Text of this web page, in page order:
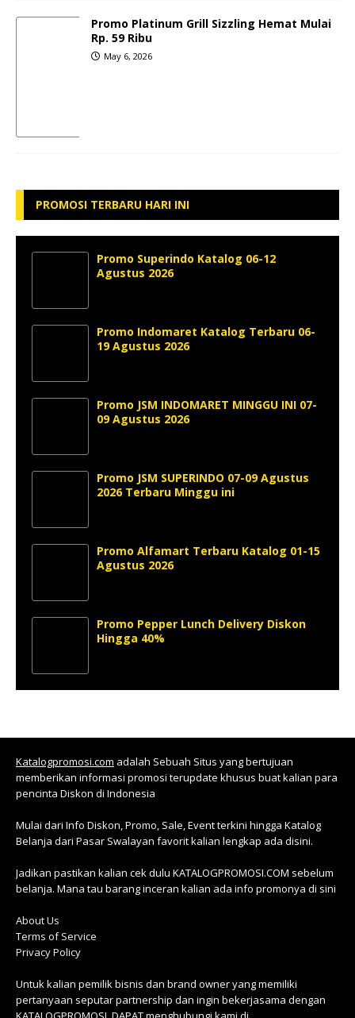
Promo Platinum Grill Sizzling Hemat Mulai
Rp. 59 Ribu
May 6, 2026
PROMOSI TERBARU HARI INI
Promo Superindo Katalog 06-12
Agustus 2026
Promo Indomaret Katalog Terbaru 06-
19 Agustus 2026
Promo JSM INDOMARET MINGGU INI 07-
09 Agustus 2026
Promo JSM SUPERINDO 07-09 Agustus
2026 Terbaru Minggu ini
Promo Alfamart Terbaru Katalog 01-15
Agustus 2026
Promo Pepper Lunch Delivery Diskon
Hingga 40%
Katalogpromosi.com adalah Sebuah Situs yang bertujuan
memberikan informasi promosi terupdate khusus buat kalian para
pencinta Diskon di Indonesia
Mulai dari Info Diskon, Promo, Sale, Event terkini hingga Katalog
Belanja dari Pasar Swalayan favorit kalian lengkap ada disini.
Jadikan pastikan kalian cek dulu KATALOGPROMOSI.COM sebelum
belanja. Mana tau barang inceran kalian ada info promonya di sini
About Us
Terms of Service
Privacy Policy
Untuk kalian pemilik bisnis dan brand owner yang memiliki
pertanyaan seputar partnership dan ingin bekerjasama dengan